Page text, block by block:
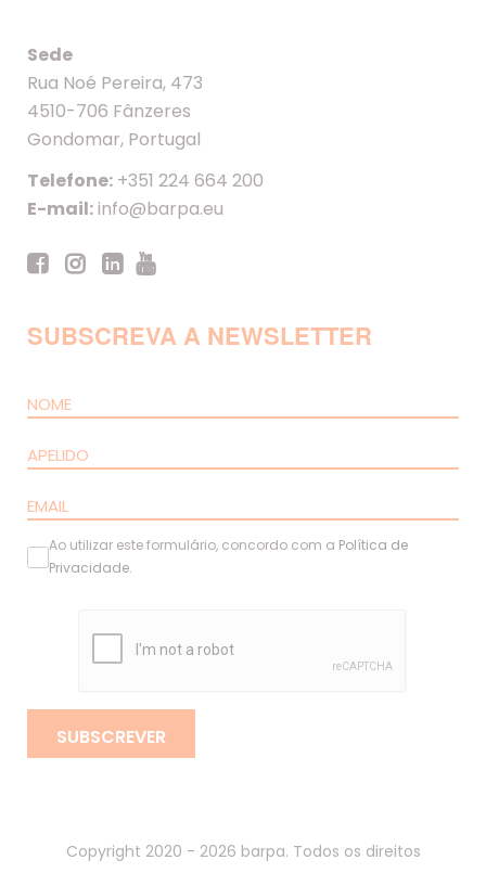
Sede
Rua Noé Pereira, 473
4510-706 Fânzeres
Gondomar, Portugal
Telefone: +351 224 664 200
E-mail:info@barpa.eu
SUBSCREVA A NEWSLETTER
Ao utilizar este formulário, concordo com a Política de
Privacidade.
SUBSCREVER
Copyright 2020 - 2026 barpa. Todos os direitos